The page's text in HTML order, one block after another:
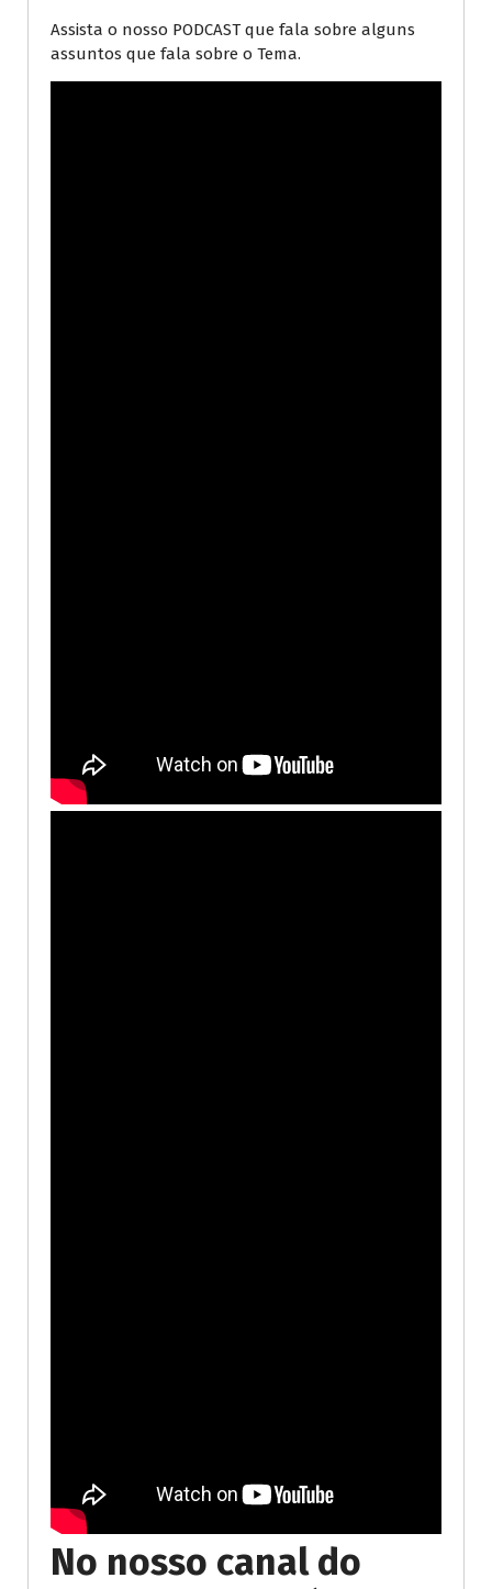
Assista o nosso PODCAST que fala sobre alguns
assuntos que fala sobre o Tema.
No nosso canal do